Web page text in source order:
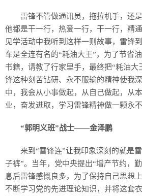
雷锋不管做通讯员，拖拉机手，还
他都是干一行，热爱一行，干一行，精
见学活动中我听到这样一则故事，雷锋
车是全连有名的“耗油大王”，为了节省
书籍，请教了行家里手，最终把“耗油大
锋这种刻苦钻研、永不服输的精神使我
中，我会从小事做起，从自己做起，从
业，奋发进取，学习雷锋精神做一颗永不
“郭明义班”战士——金泽鹏
来到“雷锋连”让我印象深刻的就是
子裤”。当年，党中央提出“增产节约，
息后雷锋感慨良多，为了保持自己思想
不断学习党的先进理论知识，并将这套